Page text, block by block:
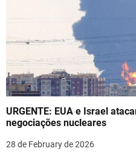
i
a
t
i
o
URGENTE: EUA e Israel
negociações nucleares
28 de February de 2026